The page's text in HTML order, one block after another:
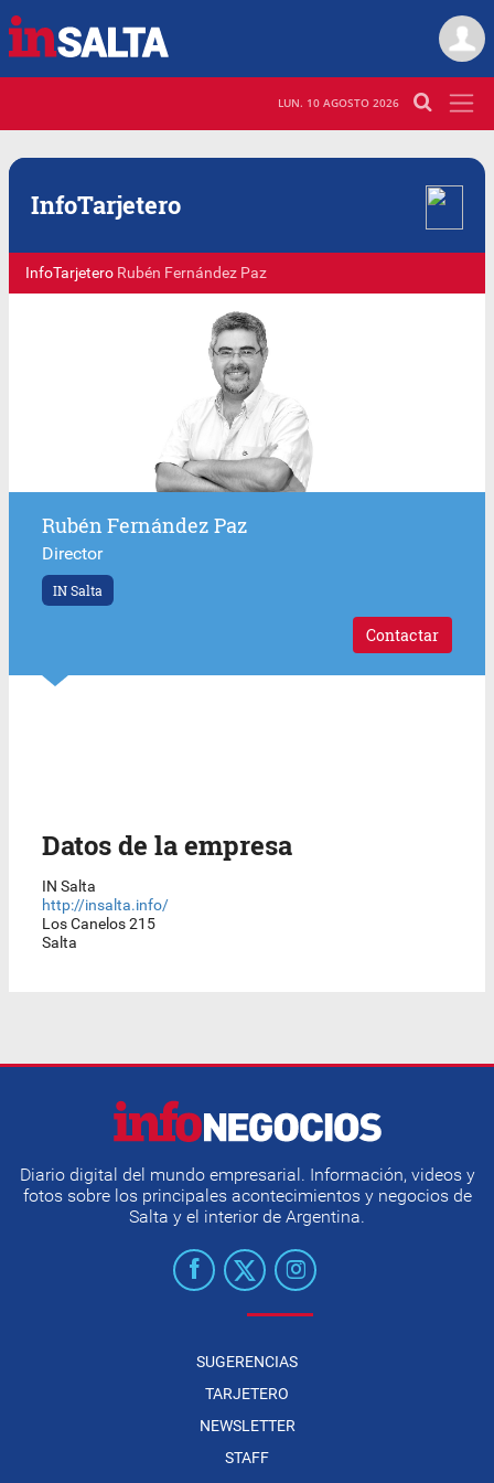
LUN. 10 AGOSTO 2026
InfoTarjetero
InfoTarjetero Rubén Fernández Paz
Rubén Fernández Paz
Director
IN Salta
Contactar
Datos de la empresa
IN Salta
http://insalta.info/
Los Canelos 215
Salta
Diario digital del mundo empresarial. Información, videos y
fotos sobre los principales acontecimientos y negocios de
Salta y el interior de Argentina.
SUGERENCIAS
TARJETERO
NEWSLETTER
STAFF